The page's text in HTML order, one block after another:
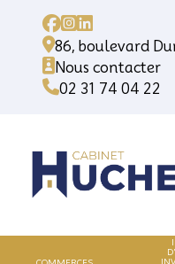
86, boulevard
Nous contacter
02 31 74 04 22